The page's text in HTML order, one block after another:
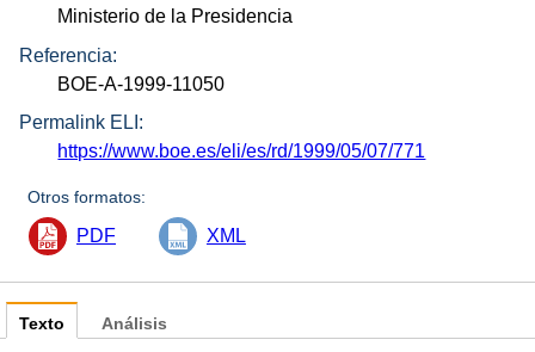
Ministerio de la Presidencia
Referencia:
BOE-A-1999-11050
Permalink ELI:
https://www.boe.es/eli/es/rd/1999/05/07/771
Otros formatos:
PDF XML
Texto Análisis